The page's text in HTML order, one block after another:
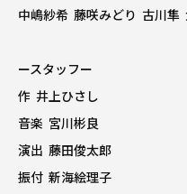
中嶋紗希 藤咲みどり 古川隼
ースタッフー
作 井上ひさし
音楽 宮川彬良
演出 藤田俊太郎
振付 新海絵理子